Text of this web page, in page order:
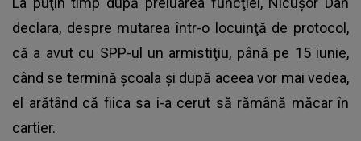
declara, despre mutarea într-o locuinţă de protocol,
că a avut cu SPP-ul un armistiţiu, până pe 15 iunie,
când se termină şcoala şi după aceea vor mai vedea,
el arătând că fiica sa i-a cerut să rămână măcar în
cartier.